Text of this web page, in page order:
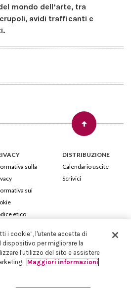
mondo dell’arte, tra
avidi trafficanti e
sulla
sui
etico
DISTRIBUZIONE
Calendario uscite
Scrivici
S.p.A. Viale Monte Nero, 84 - 20135 Milano
05946780151 - Capitale Sociale 258.250 €
imprese nr.198004 e REA nr.1051898
i cookie”, l'utente accetta di
dispositivo per migliorare la
l'utilizzo del sito e assistere
Maggiori informazioni